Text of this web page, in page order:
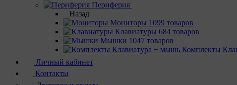
Периферия
Назад
Мониторы 1099 товаров
Клавиатуры 684 товаров
Мышки 1047 товаров
Комплекты
Личный кабинет
Контакты